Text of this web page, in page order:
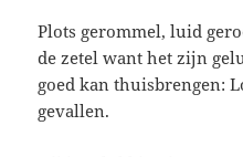
Plots gerommel, luid
de zetel want het zijn
goed kan thuisbrengen:
gevallen.